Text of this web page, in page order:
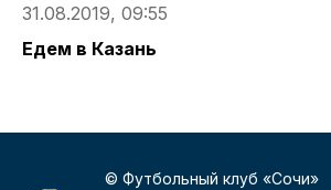
31.08.2019, 09:55
Едем в Казань
© Футбольный клуб «Сочи»